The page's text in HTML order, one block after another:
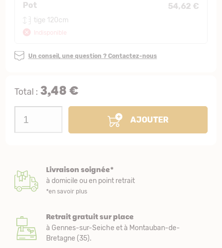
Pot 54,62 €
tige 120cm
Indisponible
Un conseil, une question ? Contactez-nous
Total : 3,48 €
AJOUTER
Livraison soignée*
à domicile ou en point retrait
*en savoir plus
Retrait gratuit sur place
à Gennes-sur-Seiche et à Montauban-de-
Bretagne (35).